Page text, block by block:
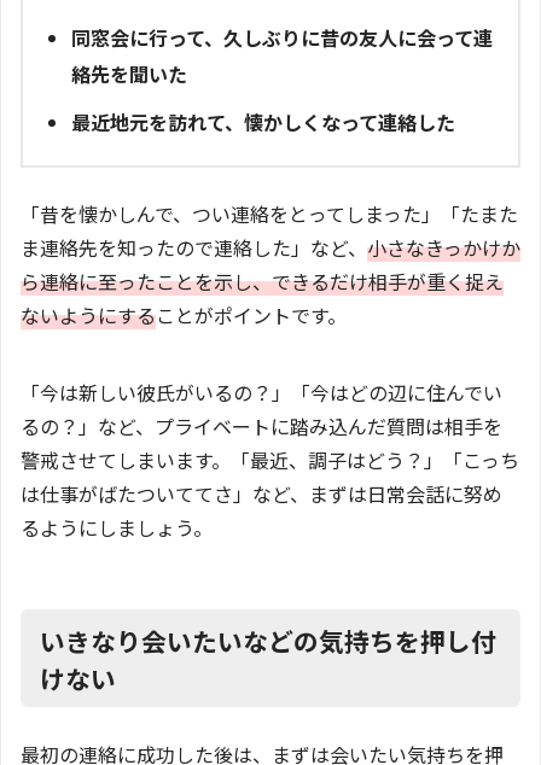
同窓会に行って、久しぶりに昔の友人に会って連
絡先を聞いた
最近地元を訪れて、懐かしくなって連絡した
「昔を懐かしんで、つい連絡をとってしまった」「たまた
ま連絡先を知ったので連絡した」など、 小さなきっかけか
ら連絡に至ったことを示し、できるだけ相手が重く捉え
ないようにすることがポイントです。
「今は新しい彼氏がいるの？」「今はどの辺に住んでい
るの？」など、プライベートに踏み込んだ質問は相手を
警戒させてしまいます。「最近、調子はどう？」「こっち
は仕事がばたついててさ」など、まずは日常会話に努め
るようにしましょう。
いきなり会いたいなどの気持ちを押し付
けない
最初の連絡に成功した後は、まずは会いたい気持ちを押